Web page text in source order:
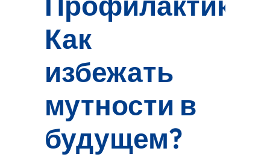
Как
избежать
мутности в
будущем?